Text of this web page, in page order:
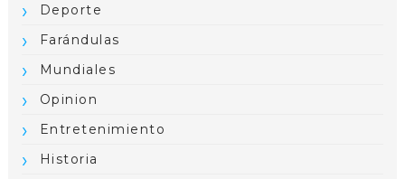
Deporte
Farándulas
Mundiales
Opinion
Entretenimiento
Historia